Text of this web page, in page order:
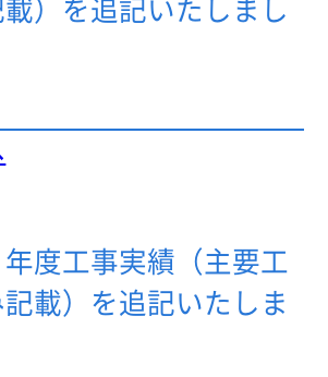
）を追記いたしまし
度工事実績（主要工
載）を追記いたしま